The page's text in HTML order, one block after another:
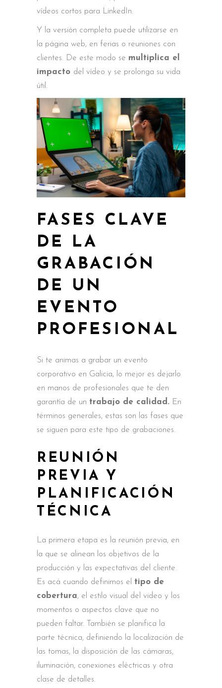
vídeos cortos para LinkedIn.
Y la versión completa puede utilizarse en
la página web, en ferias o reuniones con
clientes. De este modo se multiplica el
impacto del vídeo y se prolonga su vida
útil.
FASES CLAVE
DE LA
GRABACIÓN
DE UN
EVENTO
PROFESIONAL
Si te animas a grabar un evento
corporativo en Galicia, lo mejor es dejarlo
en manos de profesionales que te den
garantía de un trabajo de calidad. En
términos generales, estas son las fases que
se siguen para este tipo de grabaciones.
REUNIÓN
PREVIA Y
PLANIFICACIÓN
TÉCNICA
La primera etapa es la reunión previa, en
la que se alinean los objetivos de la
producción y las expectativas del cliente.
Es acá cuando definimos el tipo de
cobertura, el estilo visual del video y los
momentos o aspectos clave que no
pueden faltar. También se planifica la
parte técnica, definiendo la localización de
las tomas, la disposición de las cámaras,
iluminación, conexiones eléctricas y otra
clase de detalles.